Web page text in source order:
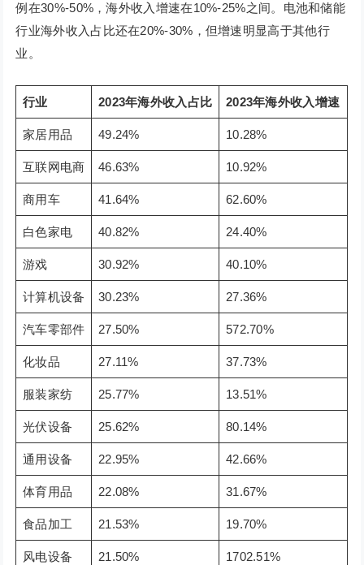
例在30%-50%，海外收入增速在10%-25%之间。电池和储能
行业海外收入占比还在20%-30%，但增速明显高于其他行
业。
行业 2023年海外收入占比 2023年海外收入增速
家居用品 49.24% 10.28%
互联网电商 46.63% 10.92%
商用车 41.64% 62.60%
白色家电 40.82% 24.40%
游戏 30.92% 40.10%
计算机设备 30.23% 27.36%
汽车零部件 27.50% 572.70%
化妆品 27.11% 37.73%
服装家纺 25.77% 13.51%
光伏设备 25.62% 80.14%
通用设备 22.95% 42.66%
体育用品 22.08% 31.67%
食品加工 21.53% 19.70%
风电设备 21.50% 1702.51%